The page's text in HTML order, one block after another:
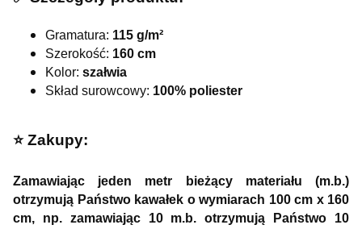
Gramatura: 115 g/m²
Szerokość: 160 cm
Kolor: szałwia
Skład surowcowy: 100% poliester
⭐️ Zakupy:
Zamawiając jeden metr bieżący materiału (m.b.)
otrzymują Państwo kawałek o wymiarach 100 cm x 160
cm, np. zamawiając 10 m.b. otrzymują Państwo 10